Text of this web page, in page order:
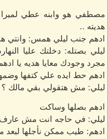
مصطفي هو وابنه عطي لميرا
هديته ..
ادهم جنب ليلي همس: وانتي
ليلي بصتله: دخلتك عليا
مجرد وجودك معايا هديه يا
ادهم حط ايده علي كتفها
ليلي: مش هتقولي بقي مالك ؟
ادهم بصلها وساكت
ليلي: في حاجه انت مش عارف
ادهم: طيب ممكن نأجلها لبعد